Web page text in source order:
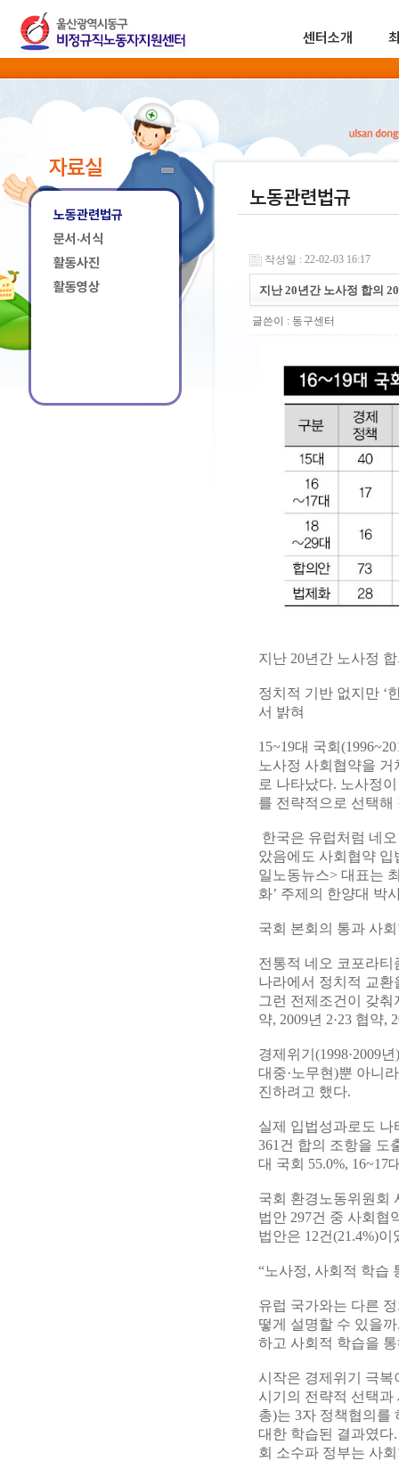
센터소개
자료실
노동관련법규
문서·서식
활동사진
활동영상
노동관련법규
작성일 : 22-02-03 16:17
지난 20년간 노사정 합의
글쓴이 : 동구센터
지난 20년간 노사정
정치적 기반 없지만 ‘
서 밝혀
15~19대 국회
노사정 사회협약을
로 나타났다. 노사정
를 전략적으로 선택해
한국은 유럽처럼 네
았음에도 사회협약 입
일노동뉴스> 대표는
화’ 주제의 한양대 박
국회 본회의 통과 사
전통적 네오 코포라
나라에서 정치적 교
그런 전제조건이 갖춰
약, 2009년 2·23 협약,
경제위기(1998·2009
대중·노무현)뿐 아니
진하려고 했다.
실제 입법성과로도 나
361건 합의 조항을 도
대 국회 55.0%, 16~17
국회 환경노동위원회
법안 297건 중 사회협
법안은 12건(21.4%)이
“노사정, 사회적 학습
유럽 국가와는 다른
떻게 설명할 수 있을
하고 사회적 학습을
시작은 경제위기 극복
시기의 전략적 선택과
총)는 3자 정책협의를
대한 학습된 결과였다
회 소수파 정부는 사